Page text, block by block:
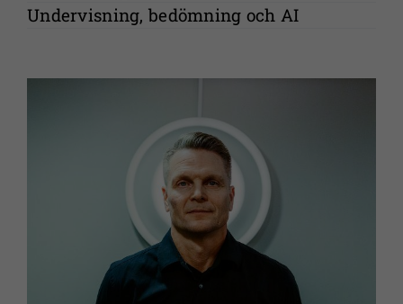
Undervisning, bedömning och AI